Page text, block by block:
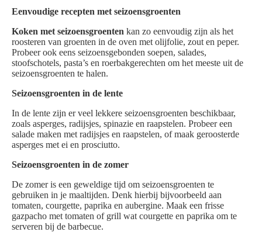
Eenvoudige recepten met seizoensgroenten
Koken met seizoensgroenten kan zo eenvoudig zijn als het
roosteren van groenten in de oven met olijfolie, zout en peper.
Probeer ook eens seizoensgebonden soepen, salades,
stoofschotels, pasta’s en roerbakgerechten om het meeste uit de
seizoensgroenten te halen.
Seizoensgroenten in de lente
In de lente zijn er veel lekkere seizoensgroenten beschikbaar,
zoals asperges, radijsjes, spinazie en raapstelen. Probeer een
salade maken met radijsjes en raapstelen, of maak geroosterde
asperges met ei en prosciutto.
Seizoensgroenten in de zomer
De zomer is een geweldige tijd om seizoensgroenten te
gebruiken in je maaltijden. Denk hierbij bijvoorbeeld aan
tomaten, courgette, paprika en aubergine. Maak een frisse
gazpacho met tomaten of grill wat courgette en paprika om te
serveren bij de barbecue.